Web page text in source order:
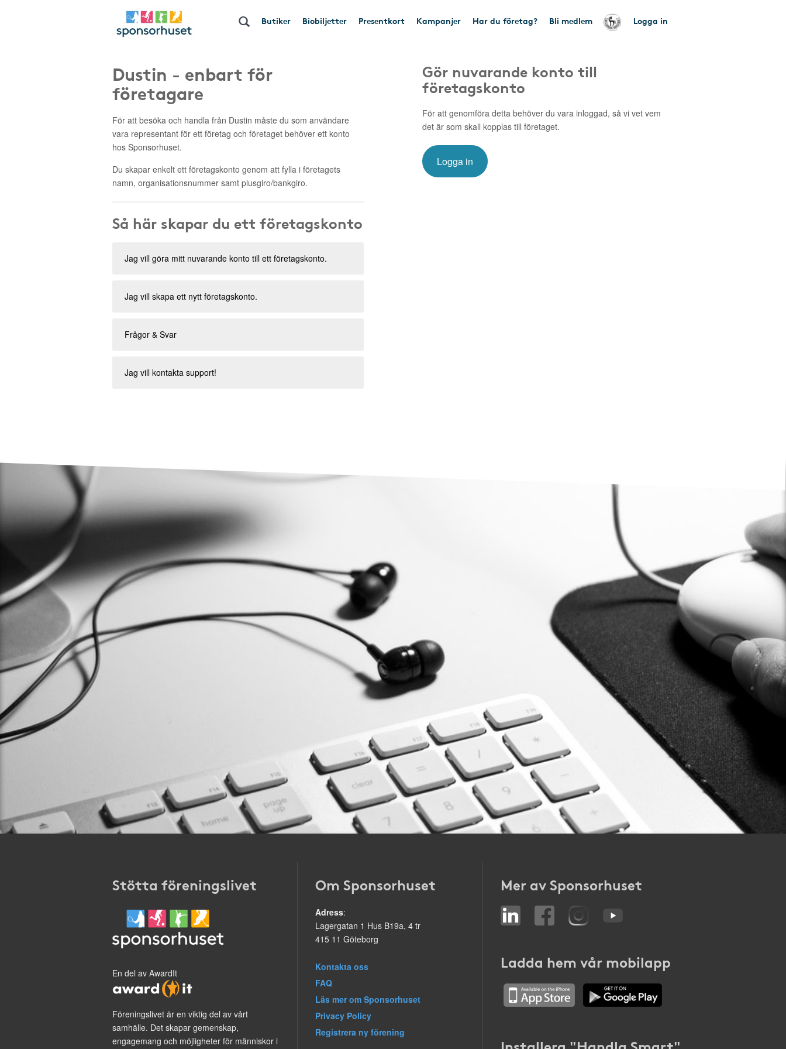
Butiker Biobiljetter Presentkort Kampanjer Har du företag? Bli medlem Logga in
Dustin - enbart för
företagare
För att besöka och handla från Dustin måste du som användare
vara representant för ett företag och företaget behöver ett konto
hos Sponsorhuset.
Du skapar enkelt ett företagskonto genom att fylla i företagets
namn, organisationsnummer samt plusgiro/bankgiro.
Så här skapar du ett företagskonto
Jag vill göra mitt nuvarande konto till ett företagskonto.
Jag vill skapa ett nytt företagskonto.
Frågor & Svar
Jag vill kontakta support!
Gör nuvarande konto till
företagskonto
För att genomföra detta behöver du vara inloggad, så vi vet vem
det är som skall kopplas till företaget.
Logga in
Stötta föreningslivet
En del av AwardIt
Föreningslivet är en viktig del av vårt
samhälle. Det skapar gemenskap,
engagemang och möjligheter för människor i
Om Sponsorhuset
Adress:
Lagergatan 1 Hus B19a, 4 tr
415 11 Göteborg
Kontakta oss
FAQ
Läs mer om Sponsorhuset
Privacy Policy
Registrera ny förening
Mer av Sponsorhuset
Ladda hem vår mobilapp